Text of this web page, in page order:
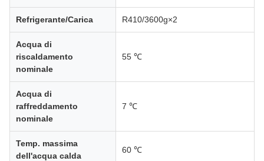
Refrigerante/Carica R410/3600g×2
Acqua di
riscaldamento
nominale
55 ℃
Acqua di
raffreddamento
nominale
7 ℃
Temp. massima
dell'acqua calda
60 ℃